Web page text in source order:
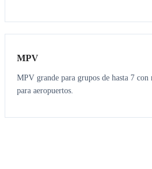
7 7
MPV
MPV grande para grupos de hasta 7
para aeropuertos.